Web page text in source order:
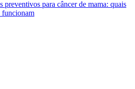
preventivos para câncer de mama: quais
funcionam